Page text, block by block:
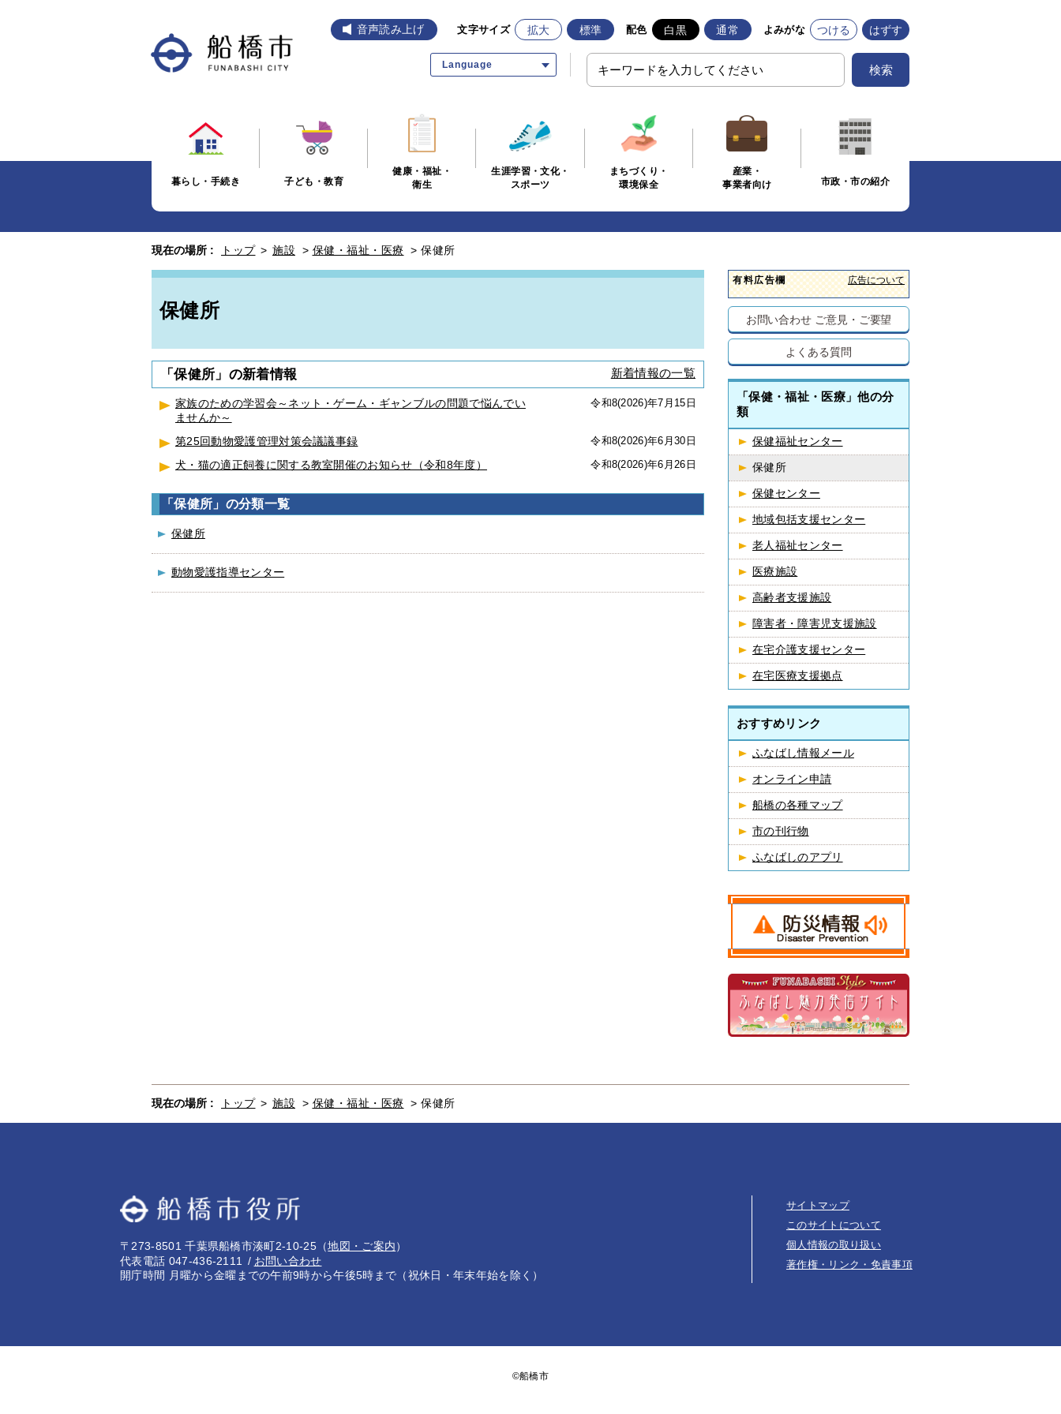
音声読み上げ 文字サイズ 拡大 標準 配色 白黒 通常 よみがな つける はずす
Language 検索
暮らし・手続き 子ども・教育
健康・福祉・
衛生
生涯学習・文化・
スポーツ
まちづくり・
環境保全
産業・
事業者向け
市政・市の紹介
現在の場所 : トップ > 施設 > 保健・福祉・医療 > 保健所
保健所
「保健所」の新着情報 新着情報の一覧
家族のための学習会～ネット・ゲーム・ギャンブルの問題で悩んでい
ませんか～
令和8(2026)年7月15日
第25回動物愛護管理対策会議議事録 令和8(2026)年6月30日
犬・猫の適正飼養に関する教室開催のお知らせ（令和8年度） 令和8(2026)年6月26日
「保健所」の分類一覧
保健所
動物愛護指導センター
有料広告欄 広告について
お問い合わせ ご意見・ご要望
よくある質問
「保健・福祉・医療」他の分
類
保健福祉センター
保健所
保健センター
地域包括支援センター
老人福祉センター
医療施設
高齢者支援施設
障害者・障害児支援施設
在宅介護支援センター
在宅医療支援拠点
おすすめリンク
ふなばし情報メール
オンライン申請
船橋の各種マップ
市の刊行物
ふなばしのアプリ
現在の場所 : トップ > 施設 > 保健・福祉・医療 > 保健所
〒273-8501 千葉県船橋市湊町2-10-25 （地図・ご案内）
代表電話 047-436-2111
お問い合わせ
開庁時間 月曜から金曜までの午前9時から午後5時まで（祝休日・年末年始を除く）
サイトマップ
このサイトについて
個人情報の取り扱い
著作権・リンク・免責事項
©船橋市